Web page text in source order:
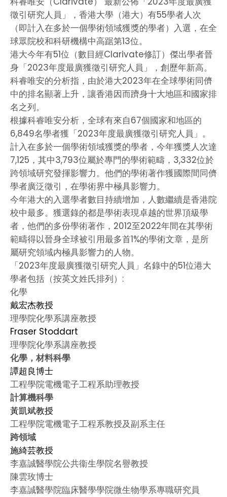
徵引研究人員」，香港大學（港大）有55學者人次
（即計入在多於一個學術領域獲獎的學者）入選，在全
球眾院校和科研機構中高踞第13位。
港大今年有51位（數目經Clarivate修訂）傑出學者晉
身「2023年度最廣獲徵引研究人員」，創歷年新高。
科睿唯安的分析指，由於港大2023年在全球學術同儕
中的排名顯著上升，讓香港因而躋身十大地區和國家排
名之列。
根據科睿唯安分析，全球有來自67個國家和地區的
6,849名學者獲「2023年度最廣獲徵引研究人員」。
計入在多於一個學術領域獲獎的學者，今年獲獎人次達
7,125，其中3,793位屬於專門的學術範疇，3,332位於
跨領域研究發揮影響力。他們的學術著作獲國際間同儕
學者廣泛徵引，在學術界中極具影響力。
今年港大的入選學者數目持續增加，人數繼續是香港院
校中最多。獲選錄的都是學術表現卓越的世界頂級學
者，他們的多份學術著作，2012至2022年間在其學術
範疇得以晉身全球被引用最多首1%的學術文章，是所
屬研究領域内極具影響力的人物。
「2023年度最廣獲徵引研究人員」名錄中的51位港大
學者包括（按英文姓氏排列）:
化學
戴宏杰教授
理學院化學系講座教授
Fraser Stoddart
理學院化學系講座教授
化學，材料科學
譚超良博士
工程學院電機電子工程系助理教授
計算機科學
黃凱斌教授
工程學院電機電子工程系教授及副系主任
跨領域
施綺芸教授
李嘉誠醫學院公共衞生學院名譽教授
陳雲玫博士
李嘉誠醫學院臨床醫學學院微生物學系專職研究員